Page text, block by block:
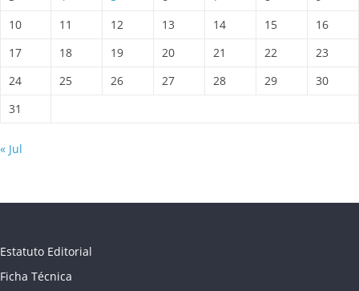
10
11 12 13 14 15
16
17
18 19 20 21 22
23
24
25 26 27 28 29
30
31
« Jul
Estatuto Editorial
Ficha Técnica